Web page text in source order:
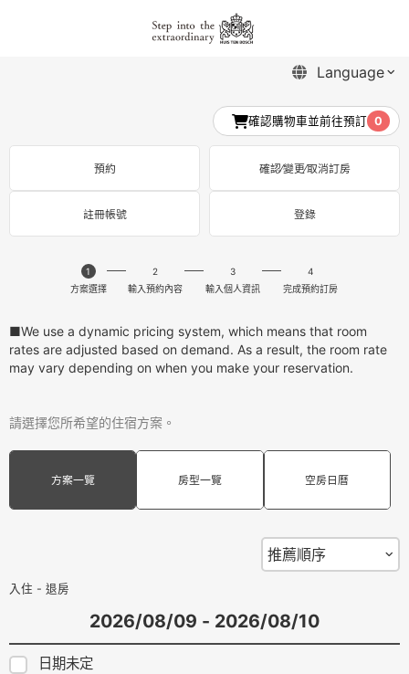
確認購物車並前往預訂 0
預約 確認∕變更∕取消訂房
註冊帳號 登錄
1
方案選擇
2
輸入預約內容
3
輸入個人資訊
4
完成預約訂房
■We use a dynamic pricing system, which means that room
rates are adjusted based on demand. As a result, the room rate
may vary depending on when you make your reservation.
請選擇您所希望的住宿方案。
方案一覽 房型一覽 空房日曆
入住 - 退房
日期未定